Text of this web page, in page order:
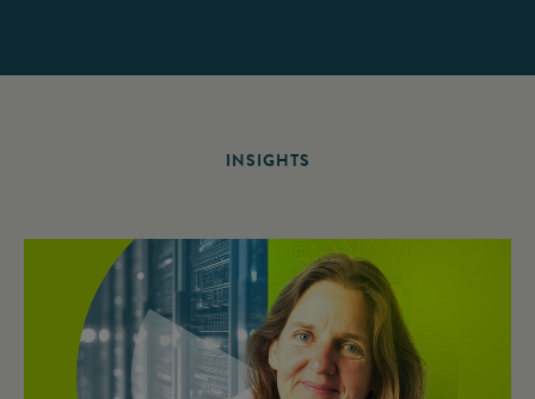
INSIGHTS